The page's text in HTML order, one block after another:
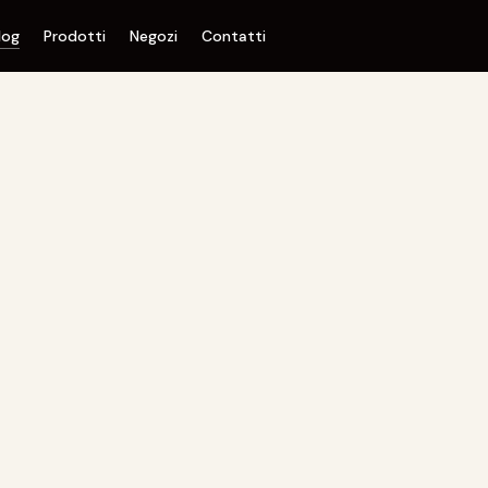
Prodotti Negozi Contatti